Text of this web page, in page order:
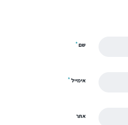
שם*
אימייל*
אתר